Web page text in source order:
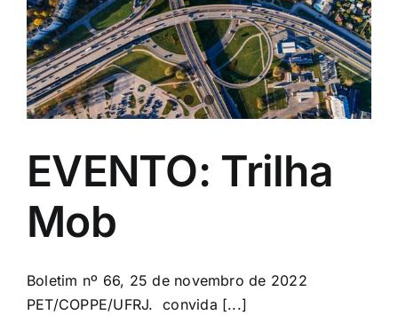
EVENTO: Trilha
Mob
Boletim nº 66, 25 de novembro de 2022
PET/COPPE/UFRJ. convida [...]